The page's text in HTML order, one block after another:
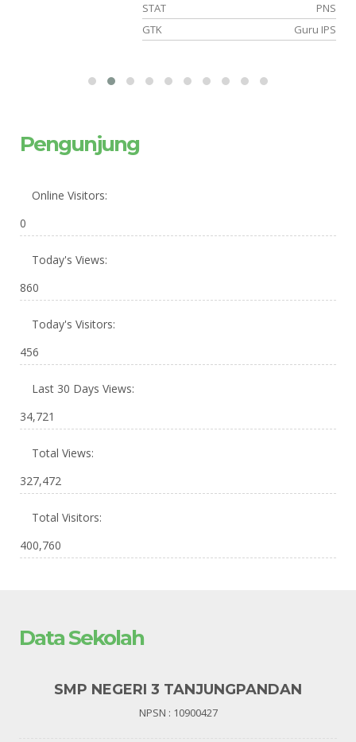
STAT
PNS
GTK
Guru IPS
Pengunjung
Online Visitors:
0
Today's Views:
860
Today's Visitors:
456
Last 30 Days Views:
34,721
Total Views:
327,472
Total Visitors:
400,760
Data Sekolah
SMP NEGERI 3 TANJUNGPANDAN
NPSN : 10900427